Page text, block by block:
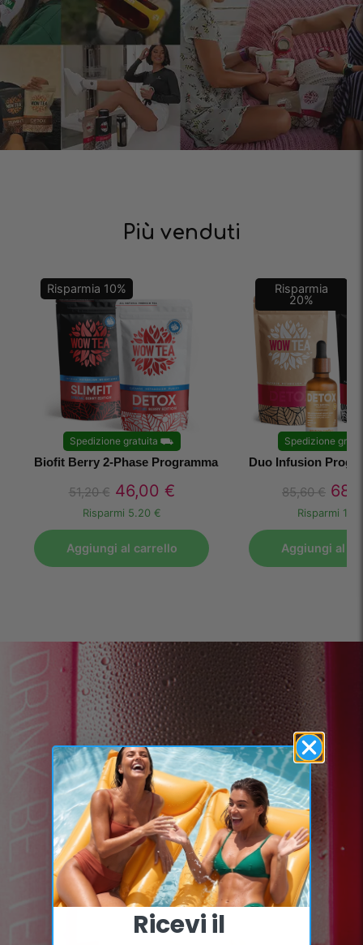
Più venduti
Risparmia 10%
Spedizione gratuita ⛟
Biofit Berry 2-Phase Programma
51,20€ 46,00 €
Risparmi 5.20 €
Aggiungi al carrello
Risparmia
20%
Spedizione
Duo Infusion
85,60€
Risparmi
Aggiungi al
Ricevi il ​